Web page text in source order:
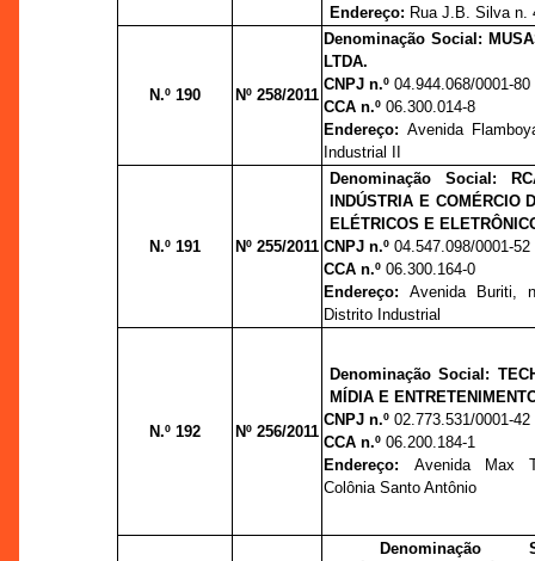
Endereço: Rua J.B. Silva n.
N.º 190 Nº 258/2011
Denominação Social:
LTDA.
CNPJ n.º04.944.068/0001-80
CCA n.º 06.300.014-8
Endereço:Avenida
Industrial II
N.º 191 Nº 255/2011
Denominação Social:
INDÚSTRIA E COMÉRCIO
ELÉTRICOS E
CNPJ n.º04.547.098/0001-52
CCA n.º 06.300.164-0
Endereço:Avenida Buriti,
Distrito Industrial
N.º 192 Nº 256/2011
Denominação Social:
MÍDIA E
CNPJ n.º02.773.531/0001-42
CCA n.º 06.200.184-1
Endereço: Avenida Max
Colônia Santo Antônio
Denominação